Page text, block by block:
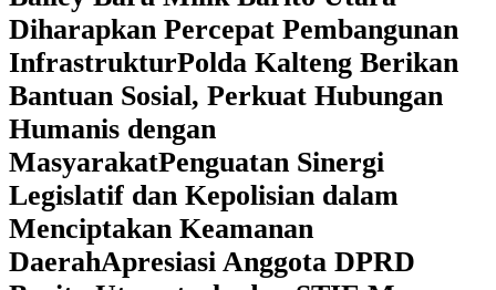
Diharapkan Percepat Pembangunan
InfrastrukturPolda Kalteng Berikan
Bantuan Sosial, Perkuat Hubungan
Humanis dengan
MasyarakatPenguatan Sinergi
Legislatif dan Kepolisian dalam
Menciptakan Keamanan
DaerahApresiasi Anggota DPRD